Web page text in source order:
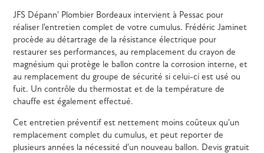
JFS Dépann' Plombier Bordeaux intervient à Pessac pour
réaliser l'entretien complet de votre cumulus. Frédéric Jaminet
procède au détartrage de la résistance électrique pour
restaurer ses performances, au remplacement du crayon de
magnésium qui protège le ballon contre la corrosion interne, et
au remplacement du groupe de sécurité si celui-ci est usé ou
fuit. Un contrôle du thermostat et de la température de
chauffe est également effectué.
Cet entretien préventif est nettement moins coûteux qu'un
remplacement complet du cumulus, et peut reporter de
plusieurs années la nécessité d'un nouveau ballon. Devis gratuit